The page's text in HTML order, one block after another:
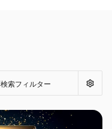
検索フィルター